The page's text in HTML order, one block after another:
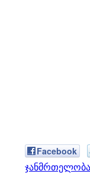
Facebook